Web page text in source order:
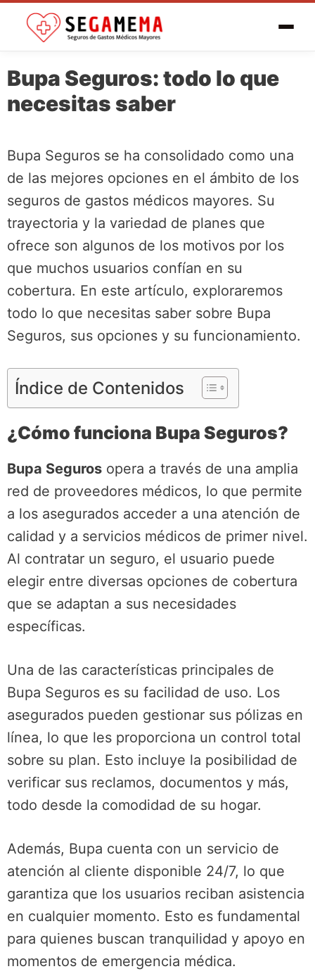
Bupa Seguros: todo lo que
necesitas saber
Bupa Seguros se ha consolidado como una
de las mejores opciones en el ámbito de los
seguros de gastos médicos mayores. Su
trayectoria y la variedad de planes que
ofrece son algunos de los motivos por los
que muchos usuarios confían en su
cobertura. En este artículo, exploraremos
todo lo que necesitas saber sobre Bupa
Seguros, sus opciones y su funcionamiento.
Índice de Contenidos
¿Cómo funciona Bupa Seguros?
Bupa Seguros opera a través de una amplia
red de proveedores médicos, lo que permite
a los asegurados acceder a una atención de
calidad y a servicios médicos de primer nivel.
Al contratar un seguro, el usuario puede
elegir entre diversas opciones de cobertura
que se adaptan a sus necesidades
específicas.
Una de las características principales de
Bupa Seguros es su facilidad de uso. Los
asegurados pueden gestionar sus pólizas en
línea, lo que les proporciona un control total
sobre su plan. Esto incluye la posibilidad de
verificar sus reclamos, documentos y más,
todo desde la comodidad de su hogar.
Además, Bupa cuenta con un servicio de
atención al cliente disponible 24/7, lo que
garantiza que los usuarios reciban asistencia
en cualquier momento. Esto es fundamental
para quienes buscan tranquilidad y apoyo en
momentos de emergencia médica.